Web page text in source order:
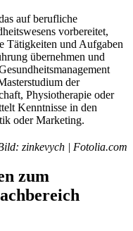
auf berufliche
vorbereitet,
Tätigkeiten und Aufgaben
übernehmen und
der
Physiotherapie oder
Kenntnisse in den
oder Marketing.
zinkevych | Fotolia.com
zum